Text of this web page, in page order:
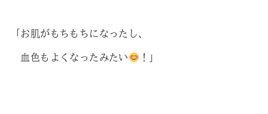
「お肌がもちもちになったし、
血色もよくなったみたい ！」